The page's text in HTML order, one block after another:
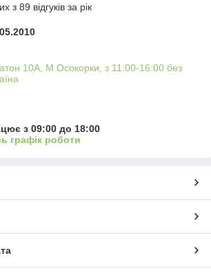
з 89 відгуків за рік
10А, М Осокорки, з 11:00-16:00 без
з 09:00 до 18:00
графік роботи